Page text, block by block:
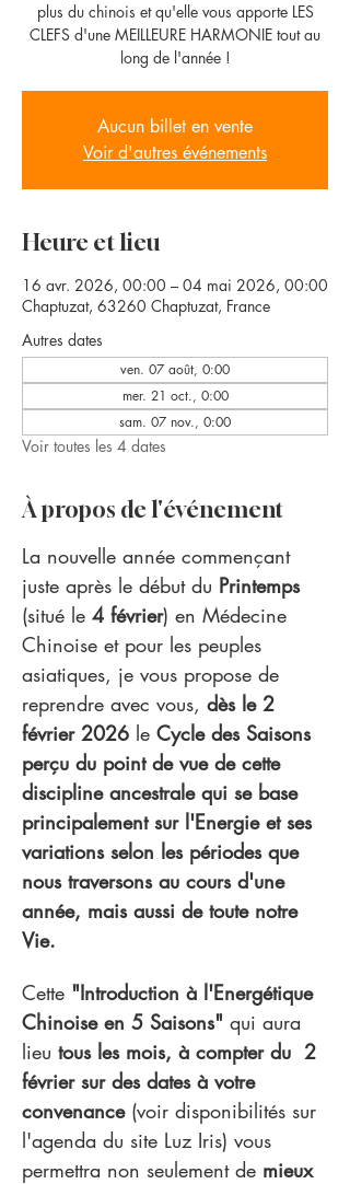
plus du chinois et qu'elle vous apporte LES
CLEFS d'une MEILLEURE HARMONIE tout au
long de l'année !
Aucun billet en vente
Voir d'autres événements
Heure et lieu
16 avr. 2026, 00:00 – 04 mai 2026, 00:00
Chaptuzat, 63260 Chaptuzat, France
Autres dates
ven. 07 août, 0:00
mer. 21 oct., 0:00
sam. 07 nov., 0:00
Voir toutes les 4 dates
À propos de l'événement
La nouvelle année commençant
juste après le début du Printemps
(situé le 4 février) en Médecine
Chinoise et pour les peuples
asiatiques, je vous propose de
reprendre avec vous, dès le 2
février 2026 le Cycle des Saisons
perçu du point de vue de cette
discipline ancestrale qui se base
principalement sur l'Energie et ses
variations selon les périodes que
nous traversons au cours d'une
année, mais aussi de toute notre
Vie.
Cette "Introduction à l'Energétique
Chinoise en 5 Saisons" qui aura
lieu tous les mois, à compter du  2
février sur des dates à votre
convenance (voir disponibilités sur
l'agenda du site Luz Iris) vous
permettra non seulement de mieux